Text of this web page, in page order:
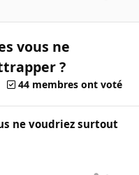
vous ne
?
44 membres ont voté
ne voudriez surtout